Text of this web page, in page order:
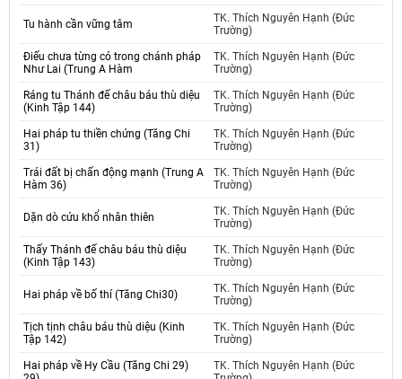
Tu hành cần vững tâm
TK. Thích Nguyên Hạnh (Đức
Trường)
Điếu chưa từng có trong chánh pháp
Như Lai (Trung A Hàm
TK. Thích Nguyên Hạnh (Đức
Trường)
Ráng tu Thánh đế châu báu thù diệu
(Kinh Tập 144)
TK. Thích Nguyên Hạnh (Đức
Trường)
Hai pháp tu thiền chứng (Tăng Chi
31)
TK. Thích Nguyên Hạnh (Đức
Trường)
Trái đất bị chấn động mạnh (Trung A
Hàm 36)
TK. Thích Nguyên Hạnh (Đức
Trường)
Dặn dò cứu khổ nhân thiên
TK. Thích Nguyên Hạnh (Đức
Trường)
Thấy Thánh đế châu báu thù diệu
(Kinh Tập 143)
TK. Thích Nguyên Hạnh (Đức
Trường)
Hai pháp về bố thí (Tăng Chi30)
TK. Thích Nguyên Hạnh (Đức
Trường)
Tịch tịnh châu báu thù diệu (Kinh
Tập 142)
TK. Thích Nguyên Hạnh (Đức
Trường)
Hai pháp về Hy Cầu (Tăng Chi 29)
TK. Thích Nguyên Hạnh (Đức